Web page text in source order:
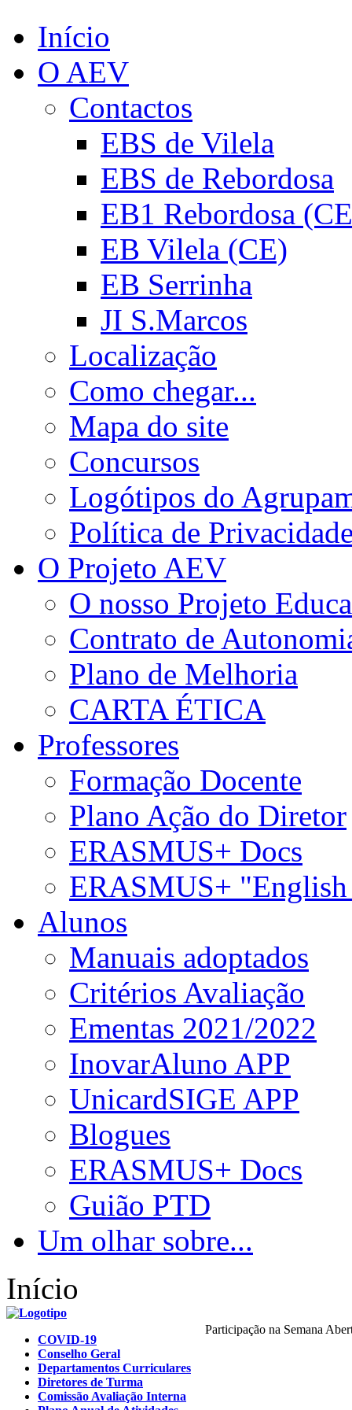
Início
O AEV
Contactos
EBS de Vilela
EBS de Rebordosa
EB1 Rebordosa
EB Vilela (CE)
EB Serrinha
JI S.Marcos
Localização
Como chegar...
Mapa do site
Concursos
Logótipos do
Política de
O Projeto AEV
O nosso Projeto
Contrato de
Plano de Melhoria
CARTA ÉTICA
Professores
Formação Docente
Plano Ação do Diretor
ERASMUS+ Docs
ERASMUS+
Alunos
Manuais adoptados
Critérios Avaliação
Ementas 2021/2022
InovarAluno APP
UnicardSIGE APP
Blogues
ERASMUS+ Docs
Guião PTD
Um olhar sobre...
Início
Participação na Semana
COVID-19
Conselho Geral
Departamentos Curriculares
Diretores de Turma
Comissão Avaliação Interna